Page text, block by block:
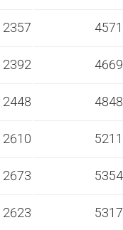
2357 4571
2392 4669
2448 4848
2610 5211
2673 5354
2623 5317